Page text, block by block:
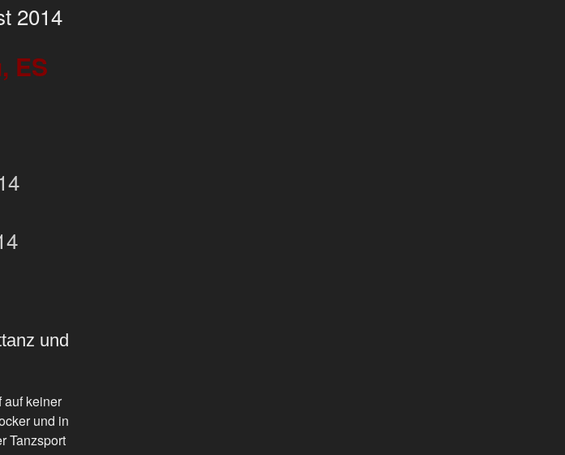
2014
ES
und
auf keiner
und in
Tanzsport